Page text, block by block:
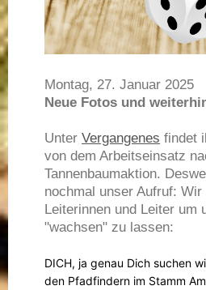
Montag, 27. Januar 2025
Neue Fotos und
Unter Vergangenes findet
von dem Arbeitseinsatz
Tannenbaumaktion.
nochmal unser Aufruf: Wir
Leiterinnen und Leiter um
"wachsen" zu lassen:
DICH, ja genau Dich suchen
den Pfadfindern im Stamm